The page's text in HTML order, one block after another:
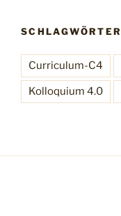
SCHLAGWÖRTER
Curriculum-C4
Kolloquium 4.0